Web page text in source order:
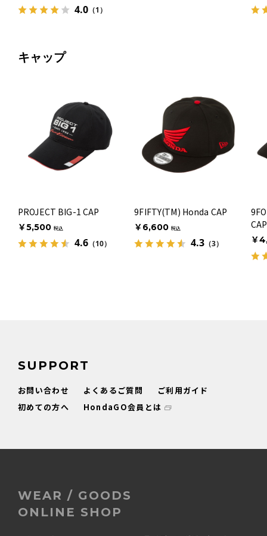
4.0 （1）
キャップ
PROJECT BIG-1 CAP
￥5,500 税込
4.6 （10）
9FIFTY(TM) Honda CAP
￥6,600 税込
4.3 （3）
CAP
￥
SUPPORT
お問い合わせ よくあるご質問
ご利用ガイド
初めての方へ
HondaGO会員とは
WEAR / GOODS
ONLINE SHOP